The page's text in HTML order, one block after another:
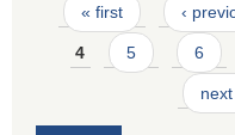
Pages
« first ‹
4 5 6
next